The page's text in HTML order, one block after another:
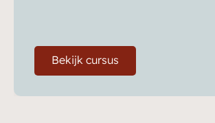
Bekijk cursus